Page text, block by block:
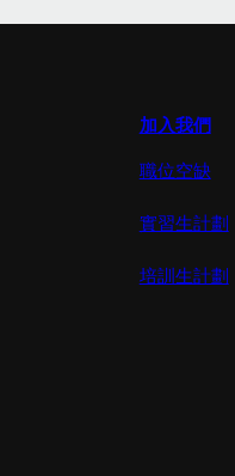
加入我們
職位空缺
實習生計劃
培訓生計劃